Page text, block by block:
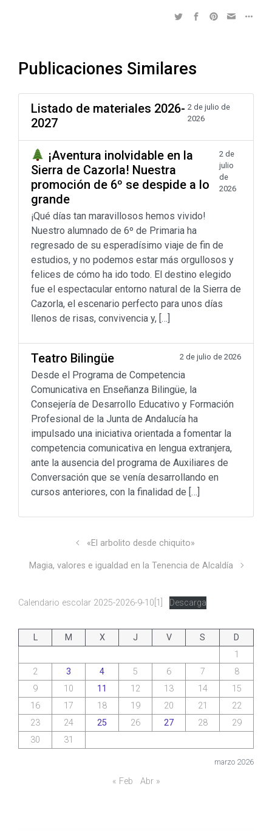
Publicaciones Similares
Listado de materiales 2026-
2027
2 de julio de
2026
¡Aventura inolvidable en la
Sierra de Cazorla! Nuestra
promoción de 6º se despide a lo
grande
2 de
julio
de
2026
¡Qué días tan maravillosos hemos vivido!
Nuestro alumnado de 6º de Primaria ha
regresado de su esperadísimo viaje de fin de
estudios, y no podemos estar más orgullosos y
felices de cómo ha ido todo. El destino elegido
fue el espectacular entorno natural de la Sierra de
Cazorla, el escenario perfecto para unos días
llenos de risas, convivencia y, […]
Teatro Bilingüe 2 de julio de 2026
Desde el Programa de Competencia
Comunicativa en Enseñanza Bilingüe, la
Consejería de Desarrollo Educativo y Formación
Profesional de la Junta de Andalucía ha
impulsado una iniciativa orientada a fomentar la
competencia comunicativa en lengua extranjera,
ante la ausencia del programa de Auxiliares de
Conversación que se venía desarrollando en
cursos anteriores, con la finalidad de […]
«El arbolito desde chiquito»
Magia, valores e igualdad en la Tenencia de Alcaldía
Calendario escolar 2025-2026-9-10[1] Descarga
marzo 2026
L M X J V S
D
1
2
3 4 5 6 7
8
9
10 11 12 13 14
15
16
17 18 19 20 21
22
23
24 25 26 27 28
29
30
31
« Feb Abr »